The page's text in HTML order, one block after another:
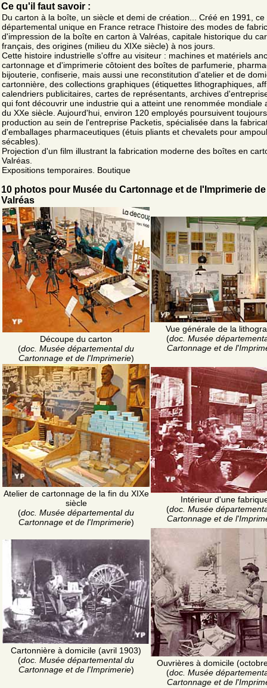
Ce qu'il faut savoir :
Du carton à la boîte, un siècle et demi de création... Créé en 1991, ce
départemental unique en France retrace l'histoire des modes de
d'impression de la boîte en carton à Valréas, capitale historique du
français, des origines (milieu du XIXe siècle) à nos jours.
Cette histoire industrielle s'offre au visiteur : machines et matériels
cartonnage et d'imprimerie côtoient des boîtes de parfumerie,
bijouterie, confiserie, mais aussi une reconstitution d'atelier et de
cartonnière, des collections graphiques (étiquettes lithographiques,
calendriers publicitaires, cartes de représentants, archives
qui font découvrir une industrie qui a atteint une renommée mondiale
du XXe siècle. Aujourd'hui, environ 120 employés poursuivent
production au sein de l'entreprise Packetis, spécialisée dans la
d'emballages pharmaceutiques (étuis pliants et chevalets pour
sécables).
Projection d'un film illustrant la fabrication moderne des boîtes en
Valréas.
Expositions temporaires. Boutique
10 photos pour Musée du Cartonnage et de l'Imprimerie de
Valréas
Découpe du carton
(doc. Musée départemental du
Cartonnage et de l'Imprimerie)
Vue générale de la
(doc. Musée
Cartonnage et de
Atelier de cartonnage de la fin du XIXe
siècle
(doc. Musée départemental du
Cartonnage et de l'Imprimerie)
Intérieur d'une
(doc. Musée
Cartonnage et de
Cartonnière à domicile (avril 1903)
(doc. Musée départemental du
Cartonnage et de l'Imprimerie)
Ouvrières à domicile
(doc. Musée
Cartonnage et de